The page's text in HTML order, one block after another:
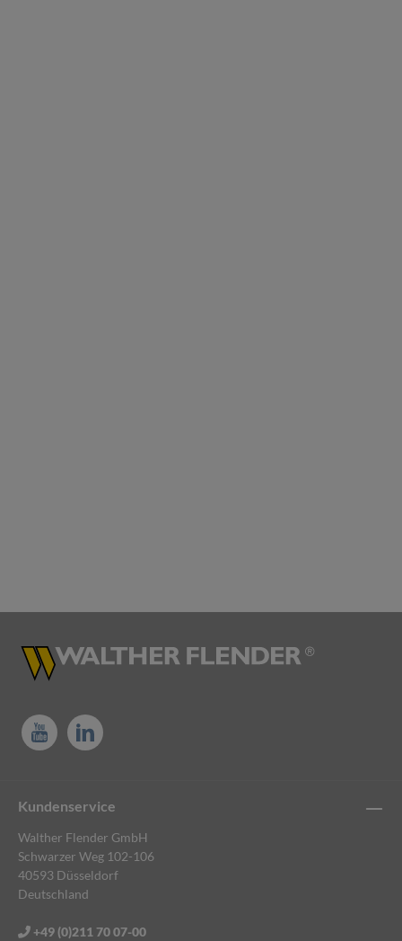
Kundenservice
Walther Flender GmbH
Schwarzer Weg 102-106
40593 Düsseldorf
Deutschland
+49 (0)211 70 07-00